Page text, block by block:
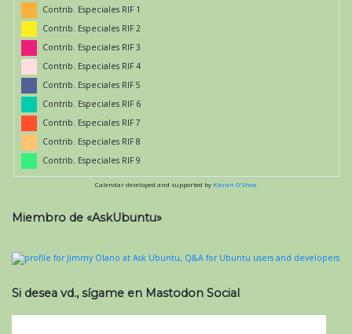
Contrib. Especiales RIF 1
Contrib. Especiales RIF 2
Contrib. Especiales RIF 3
Contrib. Especiales RIF 4
Contrib. Especiales RIF 5
Contrib. Especiales RIF 6
Contrib. Especiales RIF 7
Contrib. Especiales RIF 8
Contrib. Especiales RIF 9
Calendar developed and supported by Kieran O'Shea
Miembro de «AskUbuntu»
Si desea vd., sígame en Mastodon Social